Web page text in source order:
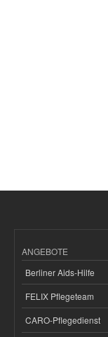
ANGEBOTE
Berliner Aids-Hilfe
FELIX Pflegeteam
CARO-Pflegedienst